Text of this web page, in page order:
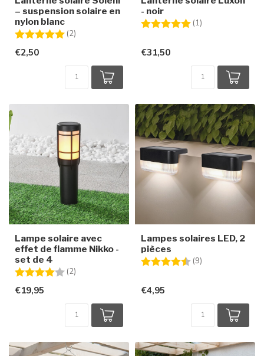
– suspension solaire en
nylon blanc
Note:
(2)
€2,50
- noir
Note:
(1)
€31,50
Lampe solaire avec
effet de flamme Nikko -
set de 4
Note:
(2)
€19,95
Lampes solaires LED, 2
pièces
Note:
(9)
€4,95